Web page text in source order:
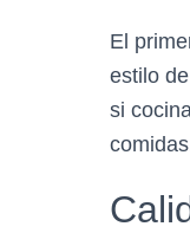
El
estilo
si